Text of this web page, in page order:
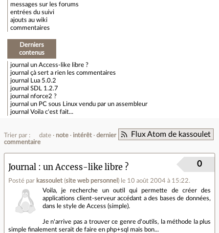
messages sur les forums
entrées du suivi
ajouts au wiki
commentaires
Derniers
contenus
journal un Access-like libre ?
journal çà sert a rien les commentaires
journal
Lua 5.0.2
journal SDL 1.2.7
journal nforce2 ?
journal un PC sous Linux vendu par un assembleur
journal Voila c'est fait...
Flux Atom de kassoulet
Trier par : date note intérêt
dernier
commentaire
Journal un Access-like libre ?
Posté par kassoulet (site web personnel ) le 10 août 2004 à 15:22.
0
Voila, je recherche un outil qui permette de créer des
applications client-serveur accédant a des bases de données,
dans le style de Access (simple).
Je n'arrive pas a trouver ce genre d'outils, la méthode la plus
simple finalement serait de faire en php+sql mais bon...